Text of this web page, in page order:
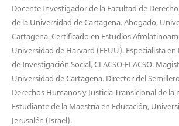
Docente Investigador de la Facultad de
de la Universidad de Cartagena. Abogado,
Cartagena. Certificado en Estudios
Universidad de Harvard (EEUU). Especialista
de Investigación Social, CLACSO-FLACSO.
Universidad de Cartagena. Director del
Derechos Humanos y Justicia Transicional de
Estudiante de la Maestría en Educación,
Jerusalén (Israel).